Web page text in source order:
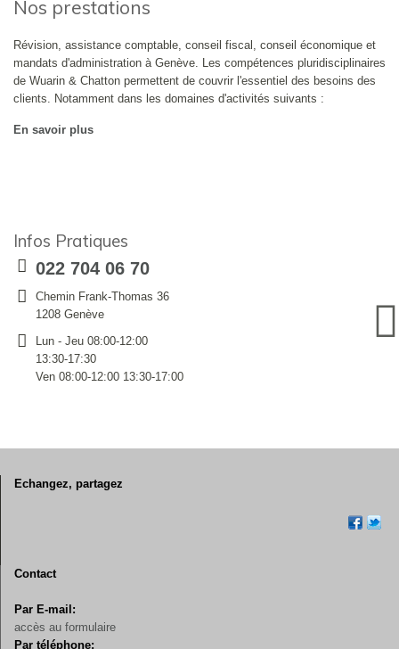
Nos prestations
Révision, assistance comptable, conseil fiscal, conseil économique et
mandats d'administration à Genève. Les compétences pluridisciplinaires
de Wuarin & Chatton permettent de couvrir l'essentiel des besoins des
clients. Notamment dans les domaines d'activités suivants :
En savoir plus
Infos Pratiques
022 704 06 70
Chemin Frank-Thomas 36
1208 Genève
Lun - Jeu 08:00-12:00
13:30-17:30
Ven 08:00-12:00 13:30-17:00
Echangez, partagez
Contact
Par E-mail:
accès au formulaire
Par téléphone: